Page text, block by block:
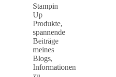
Stampin
Up
Produkte,
spannende
Beiträge
meines
Blogs,
Informationen